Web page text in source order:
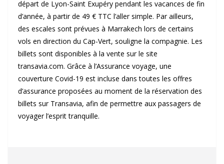
départ de Lyon-Saint Exupéry pendant les vacances de fin
d’année, à partir de 49 € TTC l’aller simple. Par ailleurs,
des escales sont prévues à Marrakech lors de certains
vols en direction du Cap-Vert, souligne la compagnie. Les
billets sont disponibles à la vente sur le site
transavia.com. Grâce à l’Assurance voyage, une
couverture Covid-19 est incluse dans toutes les offres
d’assurance proposées au moment de la réservation des
billets sur Transavia, afin de permettre aux passagers de
voyager l’esprit tranquille.